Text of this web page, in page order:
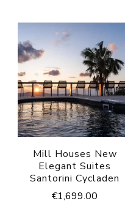
Mill Houses New
Elegant Suites
Santorini Cycladen
€1,699.00